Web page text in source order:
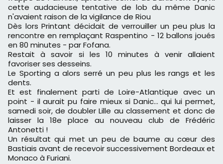
cette audacieuse tentative de lob du même Danic
n'avaient raison de la vigilance de Riou
Dès lors Printant décidait de verrouiller un peu plus la
rencontre en remplaçant Raspentino - 12 ballons joués
en 80 minutes - par Fofana.
Restait à savoir si les 10 minutes à venir allaient
favoriser ses desseins.
Le Sporting a alors serré un peu plus les rangs et les
dents.
Et est finalement parti de Loire-Atlantique avec un
point - il aurait pu faire mieux si Danic… qui lui permet,
samedi soir, de doubler Lille au classement et donc de
laisser la 18e place au nouveau club de Frédéric
Antonetti !
Un résultat qui met un peu de baume au cœur des
Bastiais avant de recevoir successivement Bordeaux et
Monaco à Furiani.